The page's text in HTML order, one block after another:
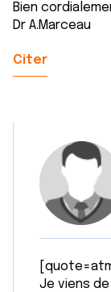
Bien
Dr A.Marceau
Citer
Je viens